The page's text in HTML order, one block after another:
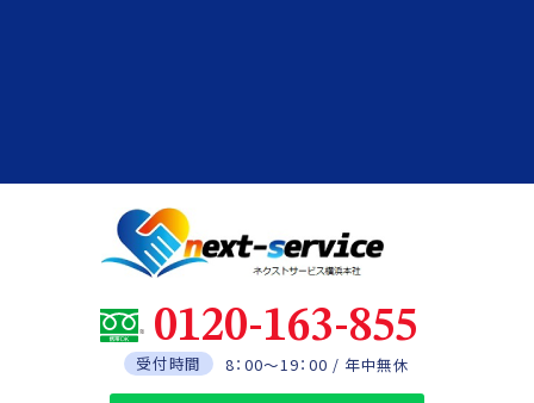
0120-163-855
受付時間 8：00～19：00 / 年中無休